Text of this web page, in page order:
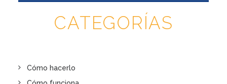
CATEGORÍAS
Cómo hacerlo